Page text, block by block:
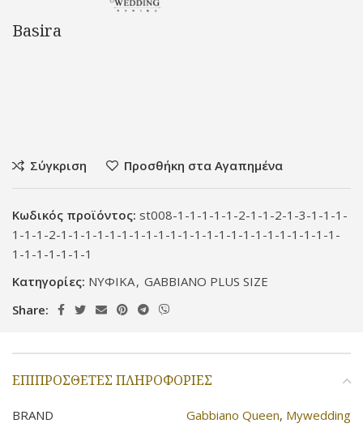
Basira
Σύγκριση Προσθήκη στα Αγαπημένα
Κωδικός προϊόντος: st008-1-1-1-1-1-2-1-1-2-1-3-1-1-1-
1-1-1-2-1-1-1-1-1-1-1-1-1-1-1-1-1-1-1-1-1-1-1-1-1-1-1-
1-1-1-1-1-1-1
Κατηγορίες: ΝΥΦΙΚΑ, GABBIANO PLUS SIZE
Share:
ΕΠΙΠΡΌΣΘΕΤΕΣ ΠΛΗΡΟΦΟΡΊΕΣ
BRAND Gabbiano Queen, Mywedding